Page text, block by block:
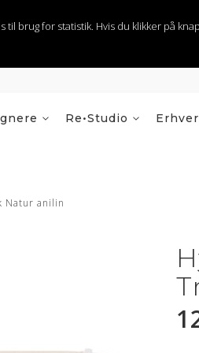
brug for statistik. Hvis du klikker på
Re•Studio
Natur anilin